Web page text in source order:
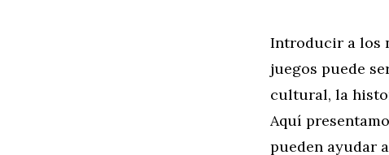
Introducir a los
juegos puede
cultural, la
Aquí
pueden ayudar